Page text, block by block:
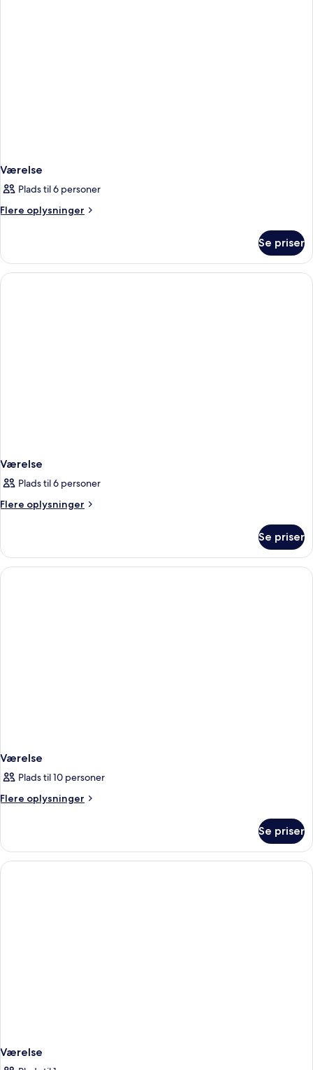
Værelse
Plads til 6 personer
Flere oplysninger
Flere
Se priser
Værelse
Plads til 6 personer
Flere oplysninger
Flere
Se priser
Værelse
Plads til 10 personer
Flere oplysninger
Flere
Se priser
Værelse